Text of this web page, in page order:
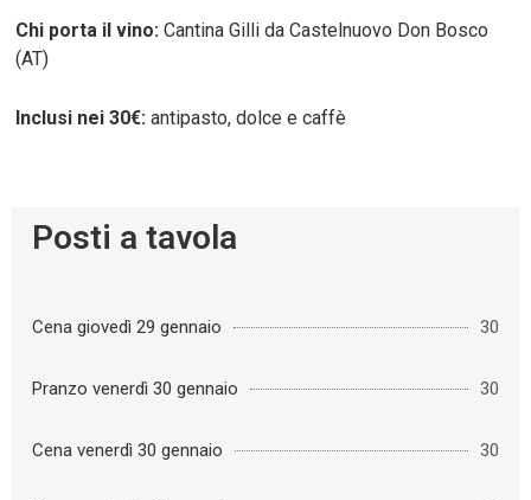
Chi porta il vino: Cantina Gilli da Castelnuovo Don Bosco
(AT)
Inclusi nei 30€: antipasto, dolce e caffè
Posti a tavola
Cena giovedì 29 gennaio 30
Pranzo venerdì 30 gennaio 30
Cena venerdì 30 gennaio 30